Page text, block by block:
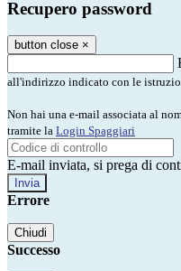
Recupero password
button close ×
all'indirizzo indicato con le
Non hai una e-mail associata al
tramite la Login Spaggiari
E-mail inviata, si prega di
Errore
Chiudi
Successo